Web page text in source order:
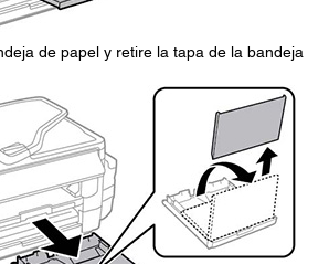
de papel y retire la tapa de la bandeja